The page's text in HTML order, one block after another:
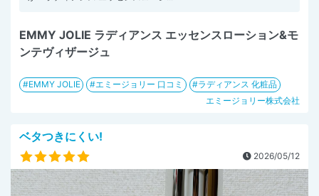
EMMY JOLIE ラディアンス エッセンスローション&モ
ンテヴィザージュ
EMMY JOLIE エミージョリー 口コミ
ラディアンス 化粧品
エミージョリー株式会社
ベタつきにくい!
2026/05/12